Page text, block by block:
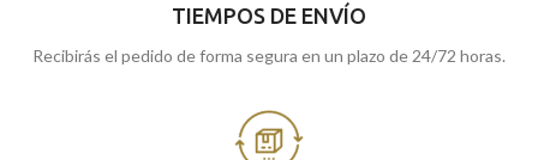
TIEMPOS DE ENVÍO
Recibirás el pedido de forma segura en un plazo de 24/72 horas.